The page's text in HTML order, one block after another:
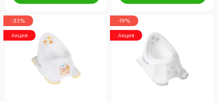
-33%
Акция
-19%
Акция